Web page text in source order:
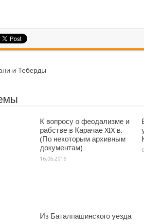
и Теберды
К вопросу о феодализме и
рабстве в Карачае XIX в.
(По некоторым архивным
документам)
16.06.2016
Из Баталпашинского уезда